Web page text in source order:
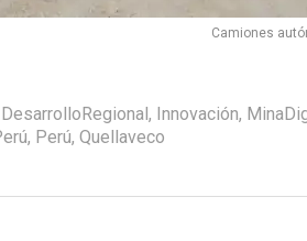
Camiones
DesarrolloRegional, Innovación,
, Perú, Quellaveco